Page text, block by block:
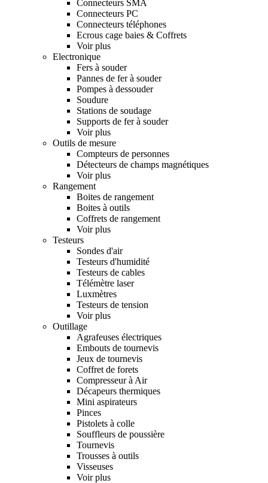
Connecteurs SMA
Connecteurs PC
Connecteurs téléphones
Ecrous cage baies & Coffrets
Voir plus
Electronique
Fers à souder
Pannes de fer à souder
Pompes à dessouder
Soudure
Stations de soudage
Supports de fer à souder
Voir plus
Outils de mesure
Compteurs de personnes
Détecteurs de champs magnétiques
Voir plus
Rangement
Boites de rangement
Boites à outils
Coffrets de rangement
Voir plus
Testeurs
Sondes d'air
Testeurs d'humidité
Testeurs de cables
Télémètre laser
Luxmètres
Testeurs de tension
Voir plus
Outillage
Agrafeuses électriques
Embouts de tournevis
Jeux de tournevis
Coffret de forets
Compresseur à Air
Décapeurs thermiques
Mini aspirateurs
Pinces
Pistolets à colle
Souffleurs de poussière
Tournevis
Trousses à outils
Visseuses
Voir plus